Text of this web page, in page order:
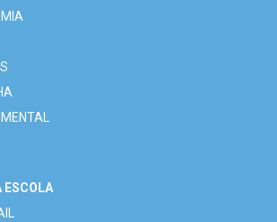
ESCOLA